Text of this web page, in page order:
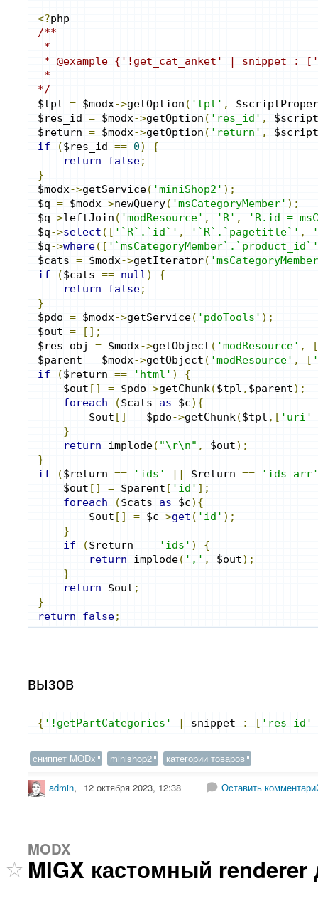
<?php
/**
*
* @example {'!get_сat_anket' | snippet :
*
*/
$tpl = $modx->getOption ( 'tpl' ,
$res_id = $modx->getOption ( 'res_id' ,
$return = $modx->getOption ( 'return' ,
if
($res_id == 0)
{
return
false;
}
$modx->getService( 'miniShop2' );
$q = $modx->newQuery( 'msCategoryMember' );
$q->leftJoin ( 'modResource' , 'R' ,
'R.id =
$q->select ([ '`R`.`id`' , '`R`.`pagetitle`' ,
$q->where([ '`msCategoryMember`.`product_id`'
$cats = $modx->getIterator(
if
($cats == null )
{
return
false;
}
$pdo = $modx->getService( 'pdoTools' );
$out =
[];
$res_obj = $modx->getObject ( 'modResource' ,
[
$parent = $modx->getObject ( 'modResource' , [
if
($return == 'html' )
{
$out [] = $pdo->getChunk ($tpl , $parent);
foreach
($cats as $c){
$out [] = $pdo->getChunk ($tpl ,[ 'uri'
}
return implode( "\r\n" , $out);
}
if
($return == 'ids' || $return ==
'ids_arr'
$out [] = $parent [ 'id' ];
foreach
($cats as $c){
$out [] = $c->get ( 'id' );
}
if
($return == 'ids' )
{
return implode( ',' , $out);
}
return $out ;
}
return
false;
вызов
{ '!getPartCategories' | snippet : [ 'res_id'
сниппет MODx minishop2 категории товаров
admin, 12 октября 2023, 12:38 Оставить
MODX
MIGX кастомный renderer